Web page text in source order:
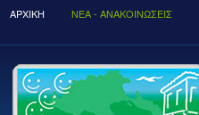
ΑΡΧΙΚΉ ΝΈΑ - ΑΝΑΚΟΙΝΏΣΕΙΣ